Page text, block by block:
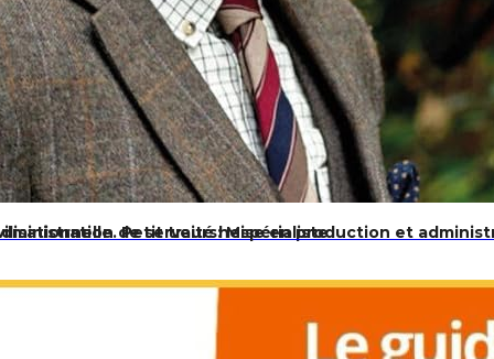
de serveurs: Mise en production et
Petit traité hespérialiste